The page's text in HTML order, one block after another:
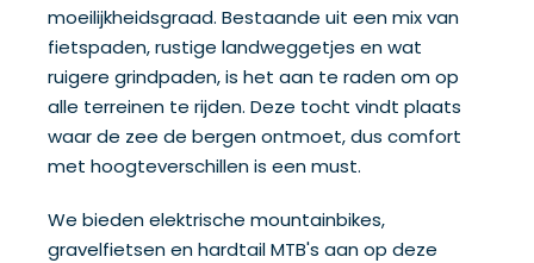
moeilijkheidsgraad. Bestaande uit een mix van
fietspaden, rustige landweggetjes en wat
ruigere grindpaden, is het aan te raden om op
alle terreinen te rijden. Deze tocht vindt plaats
waar de zee de bergen ontmoet, dus comfort
met hoogteverschillen is een must.
We bieden elektrische mountainbikes,
gravelfietsen en hardtail MTB's aan op deze